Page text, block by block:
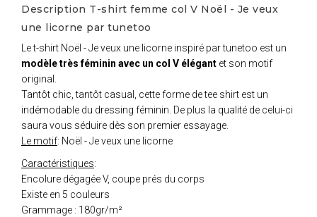
Description T-shirt femme col V Noël - Je veux
une licorne par tunetoo
Le t-shirt Noël - Je veux une licorne inspiré par tunetoo est un
modèle très féminin avec un col V élégant et son motif
original.
Tantôt chic, tantôt casual, cette forme de tee shirt est un
indémodable du dressing féminin. De plus la qualité de celui-ci
saura vous séduire dès son premier essayage.
Le motif: Noël - Je veux une licorne
Caractéristiques:
Encolure dégagée V, coupe prés du corps
Existe en 5 couleurs
Grammage : 180gr/m²